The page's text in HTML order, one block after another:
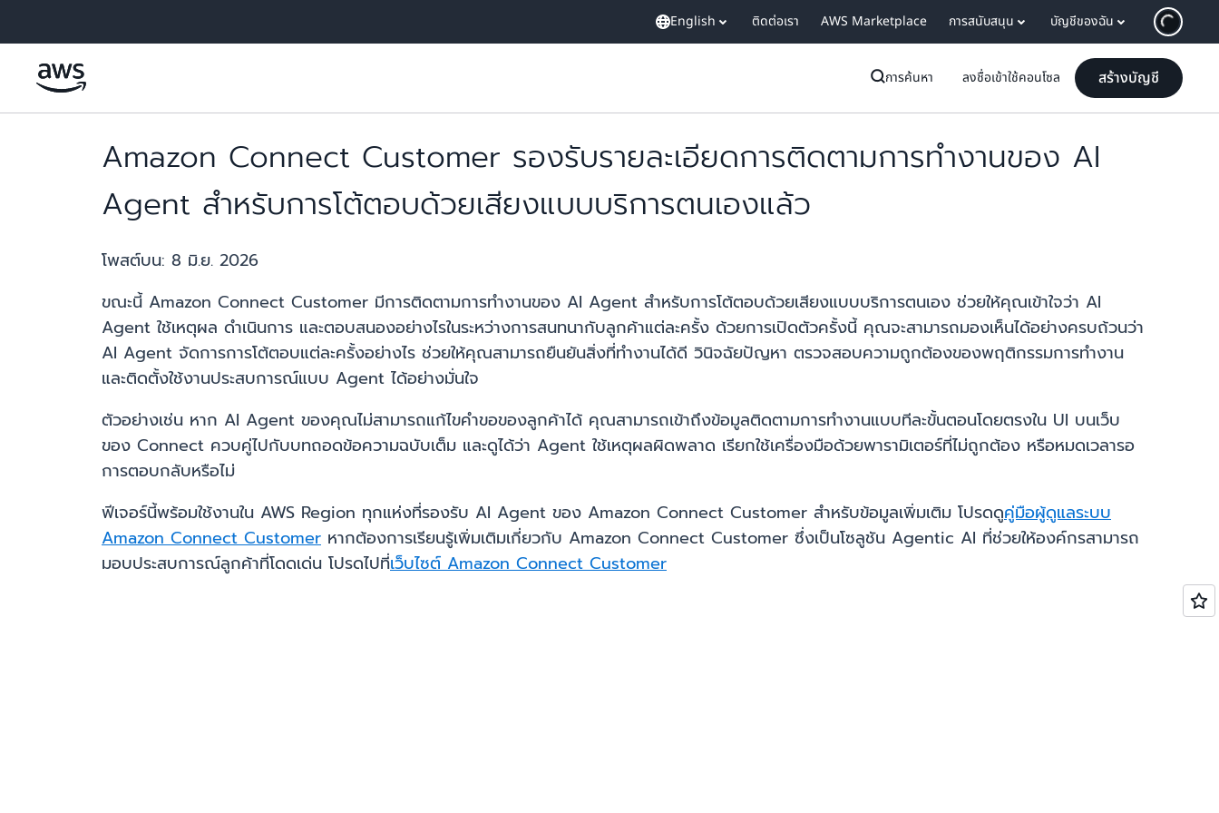
English ติดต่อเรา AWS Marketplace การสนับสนุน บัญชีของฉัน
การค้นหา ลงชื่อเข้าใช้คอนโซล สร้างบัญชี
Amazon Connect Customer รองรับรายละเอียดการติดตามการทำงานของ AI
Agent สำหรับการโต้ตอบด้วยเสียงแบบบริการตนเองแล้ว
โพสต์บน: 8 มิ.ย. 2026
ขณะนี้ Amazon Connect Customer มีการติดตามการทำงานของ AI Agent สำหรับการโต้ตอบด้วยเสียงแบบบริการตนเอง ช่วยให้คุณเข้าใจว่า AI
Agent ใช้เหตุผล ดำเนินการ และตอบสนองอย่างไรในระหว่างการสนทนากับลูกค้าแต่ละครั้ง ด้วยการเปิดตัวครั้งนี้ คุณจะสามารถมองเห็นได้อย่างครบถ้วนว่า
AI Agent จัดการการโต้ตอบแต่ละครั้งอย่างไร ช่วยให้คุณสามารถยืนยันสิ่งที่ทำงานได้ดี วินิจฉัยปัญหา ตรวจสอบความถูกต้องของพฤติกรรมการทำงาน
และติดตั้งใช้งานประสบการณ์แบบ Agent ได้อย่างมั่นใจ
ตัวอย่างเช่น หาก AI Agent ของคุณไม่สามารถแก้ไขคำขอของลูกค้าได้ คุณสามารถเข้าถึงข้อมูลติดตามการทำงานแบบทีละขั้นตอนโดยตรงใน UI บนเว็บ
ของ Connect ควบคู่ไปกับบทถอดข้อความฉบับเต็ม และดูได้ว่า Agent ใช้เหตุผลผิดพลาด เรียกใช้เครื่องมือด้วยพารามิเตอร์ที่ไม่ถูกต้อง หรือหมดเวลารอ
การตอบกลับหรือไม่
ฟีเจอร์นี้พร้อมใช้งานใน AWS Region ทุกแห่งที่รองรับ AI Agent ของ Amazon Connect Customer สำหรับข้อมูลเพิ่มเติม โปรดดูคู่มือผู้ดูแลระบบ
Amazon Connect Customer หากต้องการเรียนรู้เพิ่มเติมเกี่ยวกับ Amazon Connect Customer ซึ่งเป็นโซลูชัน Agentic AI ที่ช่วยให้องค์กรสามารถ
มอบประสบการณ์ลูกค้าที่โดดเด่น โปรดไปที่เว็บไซต์ Amazon Connect Customer